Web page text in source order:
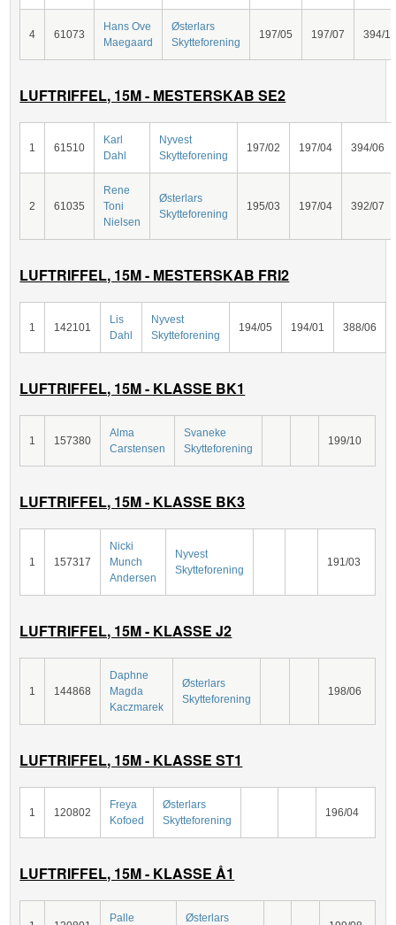
4 61073
Hans Ove
Maegaard
Østerlars
Skytteforening
197/05 197/07 394/
LUFTRIFFEL, 15M - MESTERSKAB SE2
1 61510
Karl
Dahl
Nyvest
Skytteforening
197/02 197/04 394/06
2 61035
Rene
Toni
Nielsen
Østerlars
Skytteforening
195/03 197/04 392/07
LUFTRIFFEL, 15M - MESTERSKAB FRI2
1 142101
Lis
Dahl
Nyvest
Skytteforening
194/05 194/01 388/06
LUFTRIFFEL, 15M - KLASSE BK1
1 157380
Alma
Carstensen
Svaneke
Skytteforening
199/10
LUFTRIFFEL, 15M - KLASSE BK3
1 157317
Nicki
Munch
Andersen
Nyvest
Skytteforening
191/03
LUFTRIFFEL, 15M - KLASSE J2
1 144868
Daphne
Magda
Kaczmarek
Østerlars
Skytteforening
198/06
LUFTRIFFEL, 15M - KLASSE ST1
1 120802
Freya
Kofoed
Østerlars
Skytteforening
196/04
LUFTRIFFEL, 15M - KLASSE Å1
Palle
Østerlars